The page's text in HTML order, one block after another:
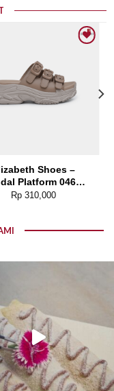
Shoes –
Platform 0468-
0268
Rp 310,000